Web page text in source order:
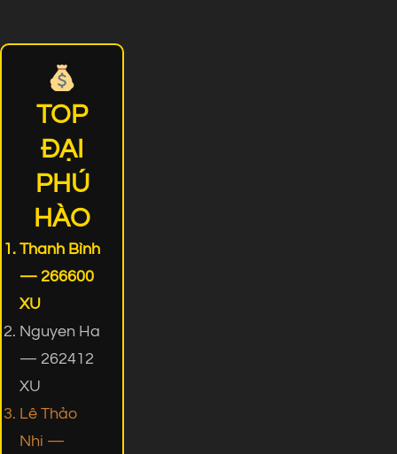
TOP
ĐẠI
PHÚ
HÀO
Thanh Bình
— 266600
XU
Nguyen Ha
— 262412
XU
Lê Thảo
Nhi —